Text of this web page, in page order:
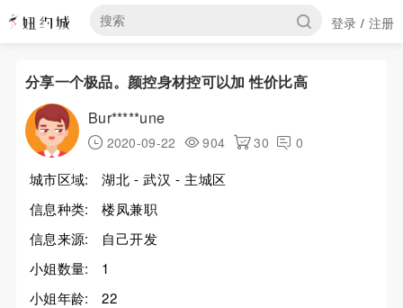
登录 / 注册
分享一个极品。颜控身材控可以加 性价比高
Bur*****une
2020-09-22 904 30 0
城市区域:
湖北 - 武汉 - 主城区
信息种类:
楼凤兼职
信息来源:
自己开发
小姐数量:
1
小姐年龄:
22